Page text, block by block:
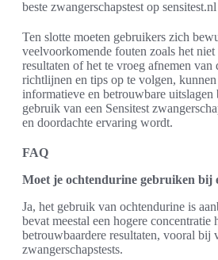
beste zwangerschapstest op
Ten slotte moeten gebruikers zich
veelvoorkomende fouten zoals het
resultaten of het te vroeg afnemen van
richtlijnen en tips op te volgen,
informatieve en betrouwbare uitslagen
gebruik van een Sensitest
en doordachte ervaring wordt.
FAQ
Moet je ochtendurine gebruiken bij
Ja, het gebruik van ochtendurine is
bevat meestal een hogere
betrouwbaardere resultaten, vooral bij
zwangerschapstests.